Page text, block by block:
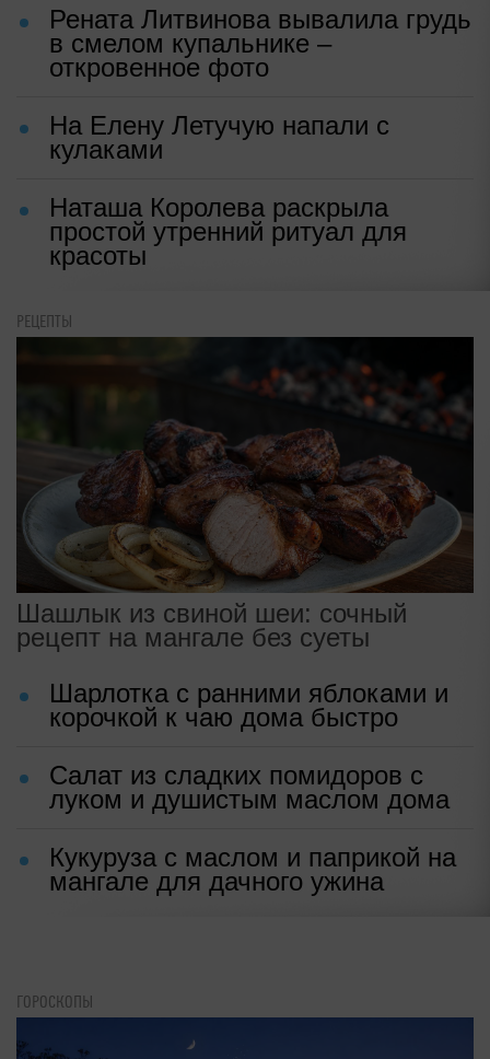
Рената Литвинова вывалила грудь
в смелом купальнике –
откровенное фото
На Елену Летучую напали с
кулаками
Наташа Королева раскрыла
простой утренний ритуал для
красоты
РЕЦЕПТЫ
Шашлык из свиной шеи: сочный
рецепт на мангале без суеты
Шарлотка с ранними яблоками и
корочкой к чаю дома быстро
Салат из сладких помидоров с
луком и душистым маслом дома
Кукуруза с маслом и паприкой на
мангале для дачного ужина
ГОРОСКОПЫ